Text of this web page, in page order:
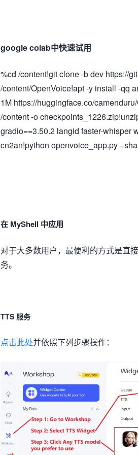
google colab中快速试用
%cd /content!git clone -b dev https://
/content/OpenVoice!apt -y install -qq
1M https://huggingface.co/
/content -o
gradio==3.50.2 langid faster-whisper
cn2an!python openvoice_app.py
在 MyShell 中应用
对于大多数用户，最便利的方式是直
务。
TTS 服务
点击此处并依照下列步骤操作：